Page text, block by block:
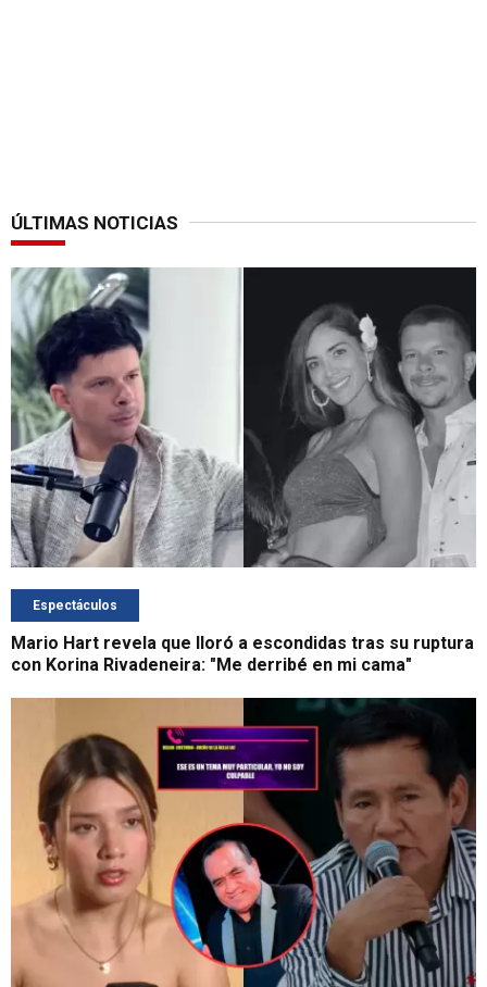
ÚLTIMAS NOTICIAS
Espectáculos
Mario Hart revela que lloró a escondidas tras su ruptura
con Korina Rivadeneira: "Me derribé en mi cama"